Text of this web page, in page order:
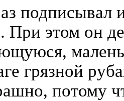
подписывал
При этом он
грязной
потому